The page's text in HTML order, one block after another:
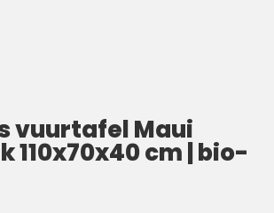
vuurtafel Maui
110x70x40 cm | bio-